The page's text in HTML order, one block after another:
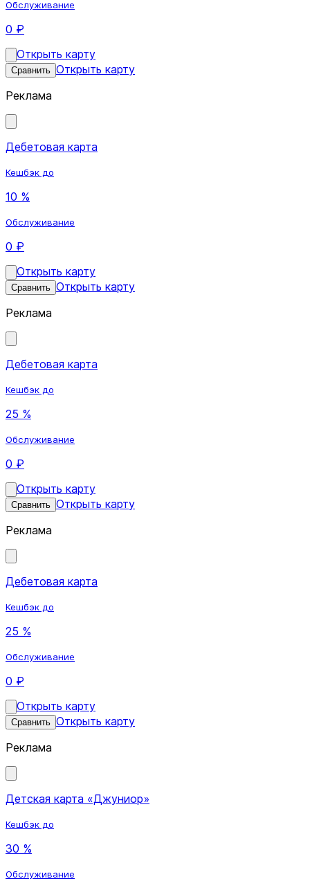
Обслуживание
0 ₽
Открыть карту
Сравнить Открыть карту
Реклама
Дебетовая карта
Кешбэк до
10 %
Обслуживание
0 ₽
Открыть карту
Сравнить Открыть карту
Реклама
Дебетовая карта
Кешбэк до
25 %
Обслуживание
0 ₽
Открыть карту
Сравнить Открыть карту
Реклама
Дебетовая карта
Кешбэк до
25 %
Обслуживание
0 ₽
Открыть карту
Сравнить Открыть карту
Реклама
Детская карта «Джуниор»
Кешбэк до
30 %
Обслуживание